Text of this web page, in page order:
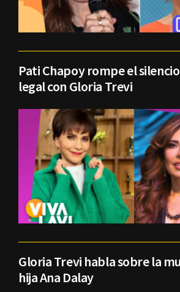
Pati Chapoy rompe el
legal con Gloria Trevi
Gloria Trevi habla sobre la
hija Ana Dalay